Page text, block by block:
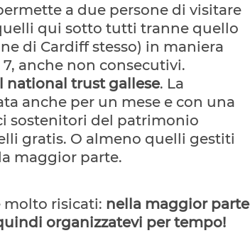
a due persone di visitare
qui sotto tutti tranne quello
di Cardiff stesso) in maniera
anche non consecutivi.
national trust gallese. La
anche per un mese e con una
sostenitori del patrimonio
gratis. O almeno quelli gestiti
maggior parte.
molto risicati: nella maggior parte
organizzatevi per tempo!